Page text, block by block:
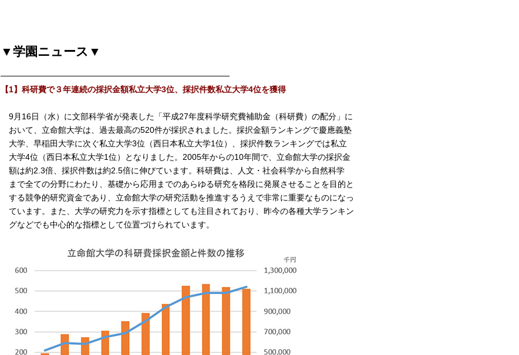
▼学園ニュース▼
───────────────────────────────────────
【1】科研費で３年連続の採択金額私立大学3位、採択件数私立大学4位を獲得
9月16日（水）に文部科学省が発表した「平成27年度科学研究費補助金（科研費）の配分」に
おいて、立命館大学は、過去最高の520件が採択されました。採択金額ランキングで慶應義塾
大学、早稲田大学に次ぐ私立大学3位（西日本私立大学1位）、採択件数ランキングでは私立
大学4位（西日本私立大学1位）となりました。2005年からの10年間で、立命館大学の採択金
額は約2.3倍、採択件数は約2.5倍に伸びています。科研費は、人文・社会科学から自然科学
まで全ての分野にわたり、基礎から応用までのあらゆる研究を格段に発展させることを目的と
する競争的研究資金であり、立命館大学の研究活動を推進するうえで非常に重要なものになっ
ています。また、大学の研究力を示す指標としても注目されており、昨今の各種大学ランキン
グなどでも中心的な指標として位置づけられています。